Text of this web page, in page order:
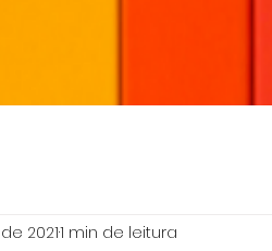
20211 min de leitura